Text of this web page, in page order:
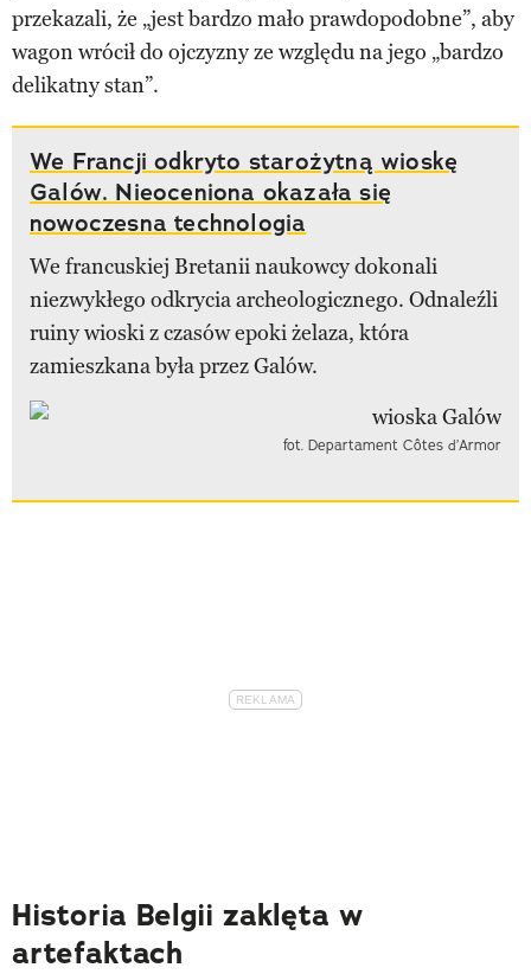
przekazali, że „jest bardzo mało prawdopodobne”, aby
wagon wrócił do ojczyzny ze względu na jego „bardzo
delikatny stan”.
We Francji odkryto starożytną wioskę
Galów. Nieoceniona okazała się
nowoczesna technologia
We francuskiej Bretanii naukowcy dokonali
niezwykłego odkrycia archeologicznego. Odnaleźli
ruiny wioski z czasów epoki żelaza, która
zamieszkana była przez Galów.
fot. Departament Côtes d’Armor
Historia Belgii zaklęta w
artefaktach